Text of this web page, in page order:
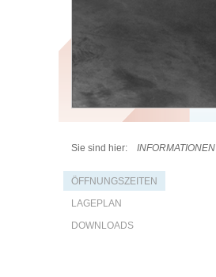
Sie sind hier: INFORMATIONEN
ÖFFNUNGSZEITEN
LAGEPLAN
DOWNLOADS